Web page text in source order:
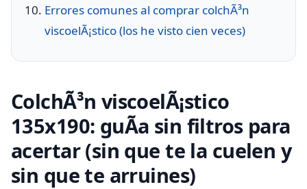
Errores comunes al comprar colchÃ³n
viscoelÃ¡stico (los he visto cien veces)
ColchÃ³n viscoelÃ¡stico
135x190: guÃ­a sin filtros para
acertar (sin que te la cuelen y
sin que te arruines)